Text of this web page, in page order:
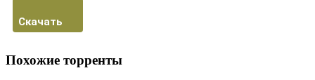
Скачать
Похожие торренты